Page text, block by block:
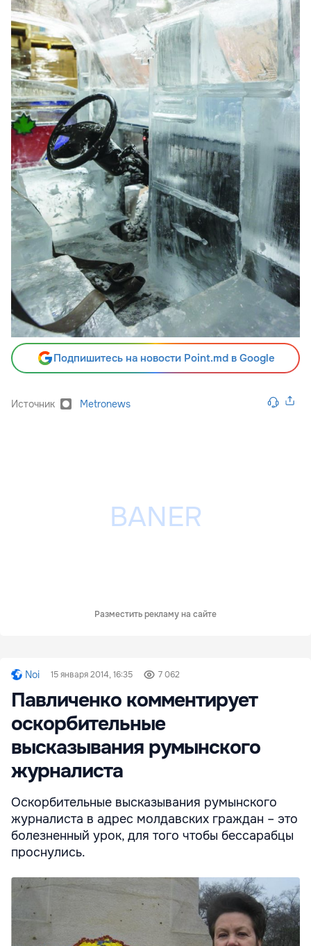
Подпишитесь на новости Point.md в Google
Источник Metronews
Разместить рекламу на сайте
Noi 15 января 2014, 16:35 7 062
Павличенко комментирует
оскорбительные
высказывания румынского
журналиста
Оскорбительные высказывания румынского
журналиста в адрес молдавских граждан – это
болезненный урок, для того чтобы бессарабцы
проснулись.